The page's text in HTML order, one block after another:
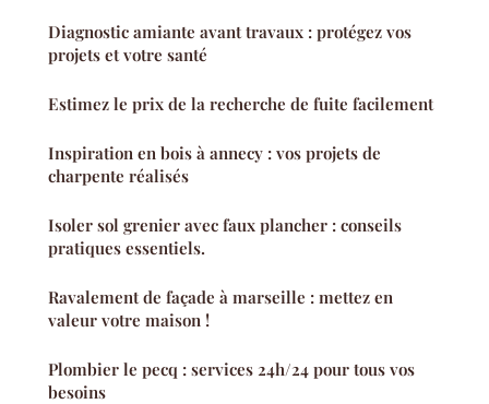
Diagnostic amiante avant travaux : protégez vos
projets et votre santé
Estimez le prix de la recherche de fuite facilement
Inspiration en bois à annecy : vos projets de
charpente réalisés
Isoler sol grenier avec faux plancher : conseils
pratiques essentiels.
Ravalement de façade à marseille : mettez en
valeur votre maison !
Plombier le pecq : services 24h/24 pour tous vos
besoins